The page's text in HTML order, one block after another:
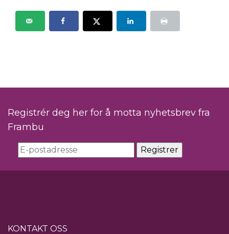
Registrér deg her for å motta nyhetsbrev fra
Frambu
KONTAKT OSS